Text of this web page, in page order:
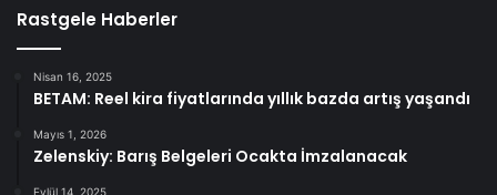
Rastgele Haberler
Nisan 16, 2025
BETAM: Reel kira fiyatlarında yıllık bazda artış yaşandı
Mayıs 1, 2026
Zelenskiy: Barış Belgeleri Ocakta İmzalanacak
Eylül 14, 2025